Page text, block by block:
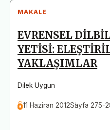
MAKALE
EVRENSEL
YETİSİ:
YAKLAŞIMLAR
Dilek Uygun
11 Haziran 2012Sayfa 275-